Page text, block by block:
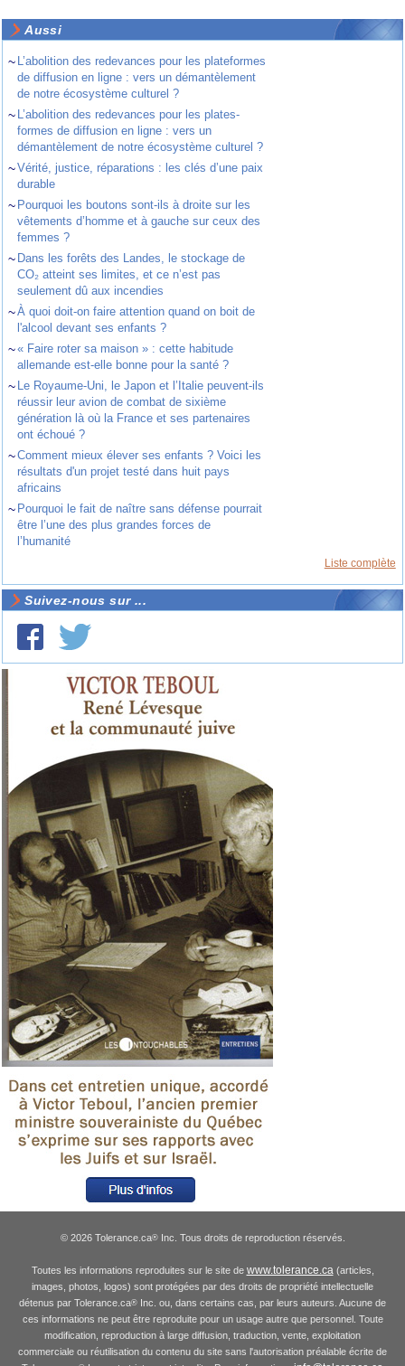
Aussi
~ L’abolition des redevances pour les plateformes
de diffusion en ligne : vers un démantèlement
de notre écosystème culturel ?
~ L’abolition des redevances pour les plates-
formes de diffusion en ligne : vers un
démantèlement de notre écosystème culturel ?
~Vérité, justice, réparations : les clés d’une paix
durable
~ Pourquoi les boutons sont-ils à droite sur les
vêtements d’homme et à gauche sur ceux des
femmes ?
~ Dans les forêts des Landes, le stockage de
CO₂ atteint ses limites, et ce n’est pas
seulement dû aux incendies
~À quoi doit-on faire attention quand on boit de
l'alcool devant ses enfants ?
~« Faire roter sa maison » : cette habitude
allemande est-elle bonne pour la santé ?
~ Le Royaume-Uni, le Japon et l’Italie peuvent-ils
réussir leur avion de combat de sixième
génération là où la France et ses partenaires
ont échoué ?
~Comment mieux élever ses enfants ? Voici les
résultats d'un projet testé dans huit pays
africains
~ Pourquoi le fait de naître sans défense pourrait
être l’une des plus grandes forces de
l’humanité
Liste complète
Suivez-nous sur ...
© 2026 Tolerance.ca®Inc. Tous droits de reproduction réservés.
Toutes les informations reproduites sur le site de www.tolerance.ca(articles,
images, photos, logos) sont protégées par des droits de propriété intellectuelle
détenus par Tolerance.ca® Inc. ou, dans certains cas, par leurs auteurs. Aucune de
ces informations ne peut être reproduite pour un usage autre que personnel. Toute
modification, reproduction à large diffusion, traduction, vente, exploitation
commerciale ou réutilisation du contenu du site sans l'autorisation préalable écrite de